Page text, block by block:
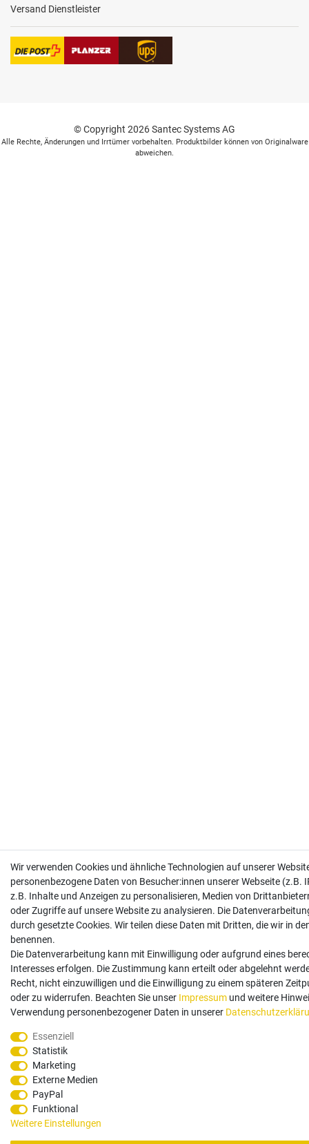
Versand Dienstleister
© Copyright 2026 Santec Systems AG
Alle Rechte, Änderungen und Irrtümer vorbehalten. Produktbilder können von Originalware
abweichen.
Wir verwenden Cookies und ähnliche Technologien auf unserer
personenbezogene Daten von Besucher:innen unserer Webseite (z.B.
z.B. Inhalte und Anzeigen zu personalisieren, Medien von
oder Zugriffe auf unsere Website zu analysieren. Die
durch gesetzte Cookies. Wir teilen diese Daten mit Dritten, die wir in
benennen.
Die Datenverarbeitung kann mit Einwilligung oder aufgrund eines
Interesses erfolgen. Die Zustimmung kann erteilt oder abgelehnt
Recht, nicht einzuwilligen und die Einwilligung zu einem späteren
oder zu widerrufen. Beachten Sie unser Impressum und weitere
Verwendung personenbezogener Daten in unserer
Essenziell
Statistik
Marketing
Externe Medien
PayPal
Funktional
Weitere Einstellungen